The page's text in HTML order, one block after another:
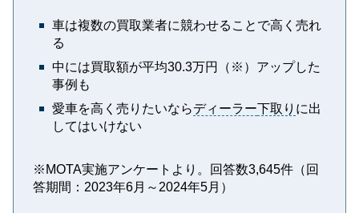
車は複数の買取業者に競わせることで高く売れ
る
中には買取額が平均30.3万円（※）アップした
事例も
愛車を高く売りたいならディーラー下取り に出
してはいけない
※MOTA実施アンケートより。回答数3,645件（回
答期間：2023年6月～2024年5月）